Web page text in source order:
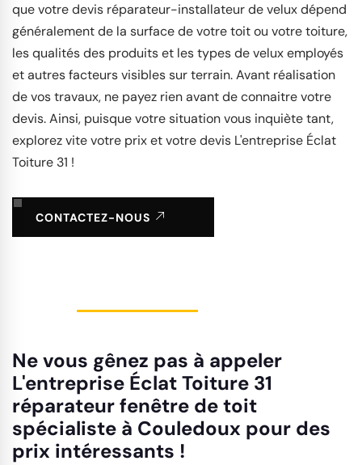
que votre devis réparateur-installateur de velux dépend
généralement de la surface de votre toit ou votre toiture,
les qualités des produits et les types de velux employés
et autres facteurs visibles sur terrain. Avant réalisation
de vos travaux, ne payez rien avant de connaitre votre
devis. Ainsi, puisque votre situation vous inquiète tant,
explorez vite votre prix et votre devis L'entreprise Éclat
Toiture 31 !
CONTACTEZ-NOUS
Ne vous gênez pas à appeler
L'entreprise Éclat Toiture 31
réparateur fenêtre de toit
spécialiste à Couledoux pour des
prix intéressants !